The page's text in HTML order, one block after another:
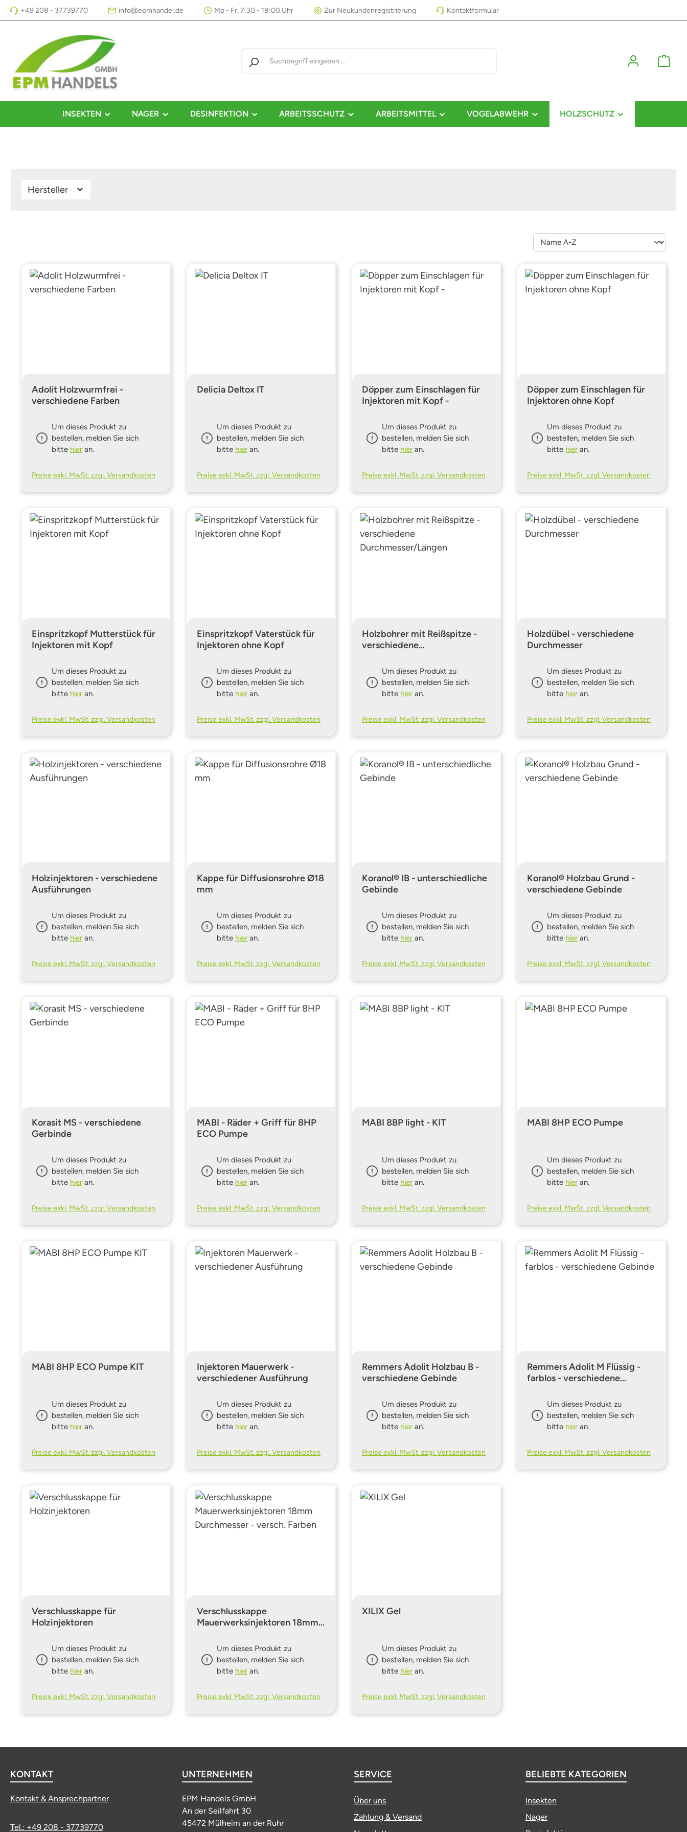
Hauptinhalt springen
Zur Suche springen
Zur Hauptnavigation springen
+49 208 - 37739770 info@epmhandel.de Mo - Fr, 7:30 - 18:00 Uhr Zur Neukundenregistrierung Kontaktformular
INSEKTEN NAGER DESINFEKTION ARBEITSSCHUTZ ARBEITSMITTEL VOGELABWEHR HOLZSCHUTZ
Hersteller
Adolit Holzwurmfrei -
verschiedene Farben
Um dieses Produkt zu
bestellen, melden Sie sich
bitte hier an.
Preise exkl. MwSt. zzgl. Versandkosten
Delicia Deltox IT
Um dieses Produkt zu
bestellen, melden Sie sich
bitte hier an.
Preise exkl. MwSt. zzgl. Versandkosten
Döpper zum Einschlagen für
Injektoren mit Kopf -
Um dieses Produkt zu
bestellen, melden Sie sich
bitte hier an.
Preise exkl. MwSt. zzgl. Versandkosten
Döpper zum Einschlagen für
Injektoren ohne Kopf
Um dieses Produkt zu
bestellen, melden Sie sich
bitte hier an.
Preise exkl. MwSt. zzgl. Versandkosten
Einspritzkopf Mutterstück für
Injektoren mit Kopf
Um dieses Produkt zu
bestellen, melden Sie sich
bitte hier an.
Preise exkl. MwSt. zzgl. Versandkosten
Einspritzkopf Vaterstück für
Injektoren ohne Kopf
Um dieses Produkt zu
bestellen, melden Sie sich
bitte hier an.
Preise exkl. MwSt. zzgl. Versandkosten
Holzbohrer mit Reißspitze -
verschiedene
Um dieses Produkt zu
bestellen, melden Sie sich
bitte hier an.
Preise exkl. MwSt. zzgl. Versandkosten
Holzdübel - verschiedene
Durchmesser
Um dieses Produkt zu
bestellen, melden Sie sich
bitte hier an.
Preise exkl. MwSt. zzgl. Versandkosten
Holzinjektoren - verschiedene
Ausführungen
Um dieses Produkt zu
bestellen, melden Sie sich
bitte hier an.
Preise exkl. MwSt. zzgl. Versandkosten
Kappe für Diffusionsrohre Ø18
mm
Um dieses Produkt zu
bestellen, melden Sie sich
bitte hier an.
Preise exkl. MwSt. zzgl. Versandkosten
Koranol® IB - unterschiedliche
Gebinde
Um dieses Produkt zu
bestellen, melden Sie sich
bitte hier an.
Preise exkl. MwSt. zzgl. Versandkosten
Koranol® Holzbau Grund -
verschiedene Gebinde
Um dieses Produkt zu
bestellen, melden Sie sich
bitte hier an.
Preise exkl. MwSt. zzgl. Versandkosten
Korasit MS - verschiedene
Gerbinde
Um dieses Produkt zu
bestellen, melden Sie sich
bitte hier an.
Preise exkl. MwSt. zzgl. Versandkosten
MABI - Räder + Griff für 8HP
ECO Pumpe
Um dieses Produkt zu
bestellen, melden Sie sich
bitte hier an.
Preise exkl. MwSt. zzgl. Versandkosten
MABI 8BP light - KIT
Um dieses Produkt zu
bestellen, melden Sie sich
bitte hier an.
Preise exkl. MwSt. zzgl. Versandkosten
MABI 8HP ECO Pumpe
Um dieses Produkt zu
bestellen, melden Sie sich
bitte hier an.
Preise exkl. MwSt. zzgl. Versandkosten
MABI 8HP ECO Pumpe KIT
Um dieses Produkt zu
bestellen, melden Sie sich
bitte hier an.
Preise exkl. MwSt. zzgl. Versandkosten
Injektoren Mauerwerk -
verschiedener Ausführung
Um dieses Produkt zu
bestellen, melden Sie sich
bitte hier an.
Preise exkl. MwSt. zzgl. Versandkosten
Remmers Adolit Holzbau B -
verschiedene Gebinde
Um dieses Produkt zu
bestellen, melden Sie sich
bitte hier an.
Preise exkl. MwSt. zzgl. Versandkosten
Remmers Adolit M Flüssig -
farblos - verschiedene
Um dieses Produkt zu
bestellen, melden Sie sich
bitte hier an.
Preise exkl. MwSt. zzgl. Versandkosten
Verschlusskappe für
Holzinjektoren
Um dieses Produkt zu
bestellen, melden Sie sich
bitte hier an.
Preise exkl. MwSt. zzgl. Versandkosten
Verschlusskappe
Mauerwerksinjektoren 18mm
Um dieses Produkt zu
bestellen, melden Sie sich
bitte hier an.
Preise exkl. MwSt. zzgl. Versandkosten
XILIX Gel
Um dieses Produkt zu
bestellen, melden Sie sich
bitte hier an.
Preise exkl. MwSt. zzgl. Versandkosten
KONTAKT
Kontakt & Ansprechpartner
Tel.: +49 208 - 37739770
UNTERNEHMEN
EPM Handels GmbH
An der Seilfahrt 30
45472 Mülheim an der Ruhr
SERVICE
Über uns
Zahlung & Versand
BELIEBTE KATEGORIEN
Insekten
Nager